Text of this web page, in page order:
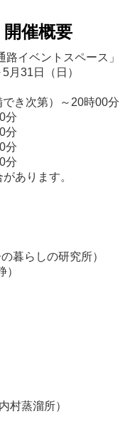
開催概要
路イベントスペース」
月31日（日）
き次第）～20時00分
分
分
分
分
あります。
暮らしの研究所）
村蒸溜所）